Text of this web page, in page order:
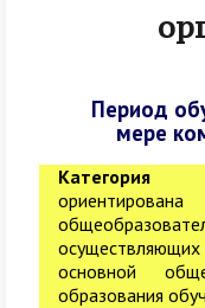
Период
мере
основной
образования